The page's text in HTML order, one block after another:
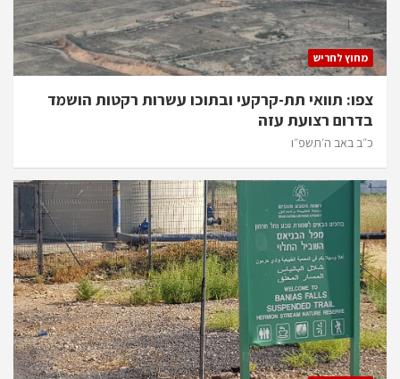
מחוץ לחריש
צפו: תוואי תת-קרקעי ובתוכו עשרות רקטות הושמד
בדרום רצועת עזה
כ״ב באב ה׳תשפ״ו